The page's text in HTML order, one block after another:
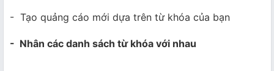
- Tạo quảng cáo mới dựa trên từ khóa của bạn
- Nhân các danh sách từ khóa với nhau